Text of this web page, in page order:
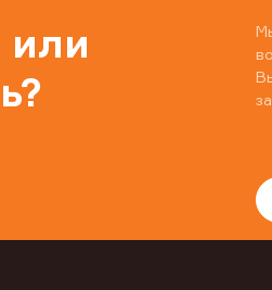
или